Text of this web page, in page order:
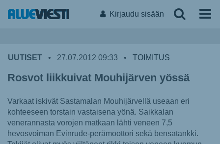
Kirjaudu sisään
UUTISET • 27.07.2012 09:33 • TOIMITUS
Rosvot liikkuivat Mouhijärven yössä
Varkaat iskivät Sastamalan Mouhijärvellä useaan eri
kohteeseen torstain vastaisena yönä. Saikkalan
venerannasta vorojen matkaan lähti veneen 7,5
hevosvoiman Evinrude-perämoottori sekä bensatankki.